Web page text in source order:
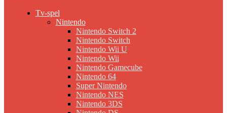
Tv-spel
Nintendo
Nintendo Switch 2
Nintendo Switch
Nintendo Wii U
Nintendo Wii
Nintendo Gamecube
Nintendo 64
Super Nintendo
Nintendo NES
Nintendo 3DS